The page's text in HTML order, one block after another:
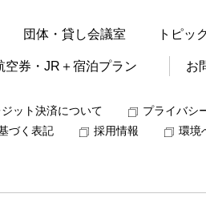
団体・貸し会議室 トピッ
空券・JR＋宿泊プラン お
ット決済について プライバシ
づく表記
採用情報 環境